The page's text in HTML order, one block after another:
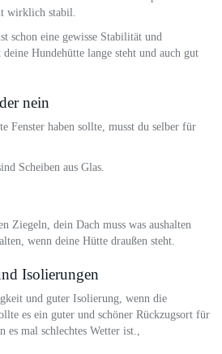
wirklich stabil.
schon eine gewisse Stabilität und
Hundehütte lange steht und auch gut
nein
Fenster haben sollte, musst du selber für
Scheiben aus Glas.
Ziegeln, dein Dach muss was aushalten
wenn deine Hütte draußen steht.
Isolierungen
und guter Isolierung, wenn die
es ein guter und schöner Rückzugsort für
es mal schlechtes Wetter ist.,